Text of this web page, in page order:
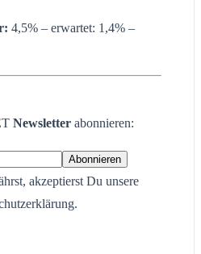
4,5% – erwartet: 1,4% –
Newsletter abonnieren:
akzeptierst Du unsere